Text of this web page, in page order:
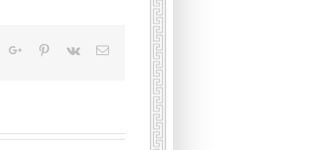
Google+Pinterest
Vk Email